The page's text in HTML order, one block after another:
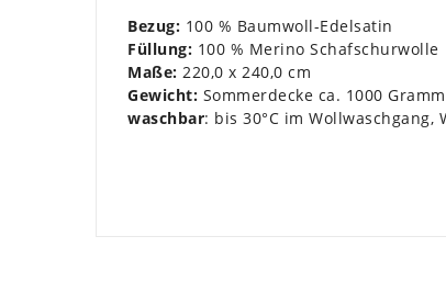
Bezug: 100 % Baumwoll-Edelsatin
Füllung: 100 % Merino Schafschurwolle
Maße: 220,0 x 240,0 cm
Gewicht: Sommerdecke ca. 1000
waschbar: bis 30°C im